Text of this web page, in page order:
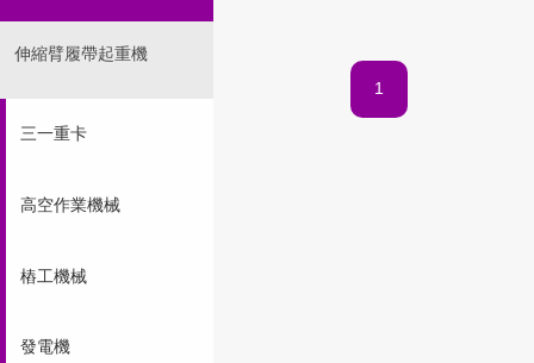
伸縮臂履帶起重機
三一重卡
高空作業機械
樁工機械
發電機
1